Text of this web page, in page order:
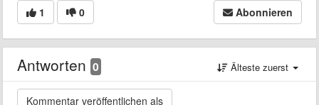
1 0 Abonnieren
Antworten 0 Älteste zuerst